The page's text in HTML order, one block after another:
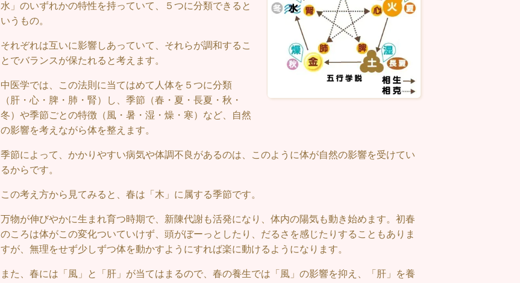
水」のいずれかの特性を持っていて、５つに分類できると
いうもの。
それぞれは互いに影響しあっていて、それらが調和するこ
とでバランスが保たれると考えます。
中医学では、この法則に当てはめて人体を５つに分類
（肝・心・脾・肺・腎）し、季節（春・夏・長夏・秋・
冬）や季節ごとの特徴（風・暑・湿・燥・寒）など、自然
の影響を考えながら体を整えます。
季節によって、かかりやすい病気や体調不良があるのは、このように体が自然の影響を受けてい
るからです。
この考え方から見てみると、春は「木」に属する季節です。
万物が伸びやかに生まれ育つ時期で、新陳代謝も活発になり、体内の陽気も動き始めます。初春
のころは体がこの変化ついていけず、頭がぼーっとしたり、だるさを感じたりすることもありま
すが、無理をせず少しずつ体を動かすようにすれば楽に動けるようになります。
また、春には「風」と「肝」が当てはまるので、春の養生では「風」の影響を抑え、「肝」を養